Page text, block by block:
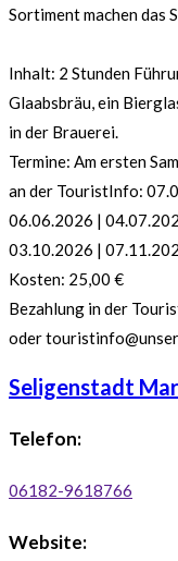
Sortiment machen das
Inhalt: 2 Stunden
Glaabsbräu, ein
in der Brauerei.
Termine: Am ersten
an der TouristInfo:
06.06.2026 |
03.10.2026 |
Kosten: 25,00 €
Bezahlung in der
oder
Seligenstadt
Telefon:
06182-9618766
Website: